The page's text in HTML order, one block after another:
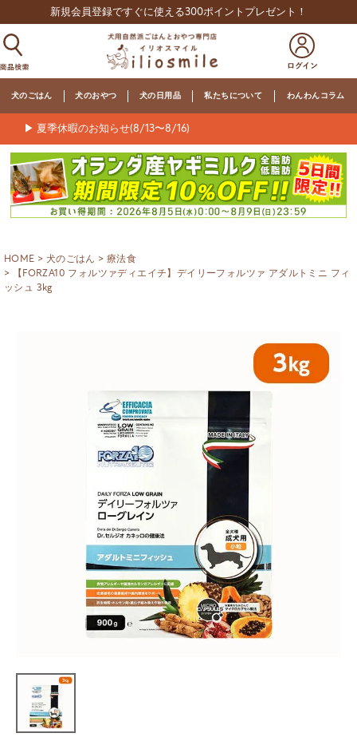
新規会員登録ですぐに使える300ポイントプレゼント！
犬のごはん 犬のおやつ 犬の日用品 私たちについて わんわんコラム
▶ 夏季休暇のお知らせ(8/13〜8/16)
HOME 犬のごはん
療法食
【FORZA10 フォルツァディエイチ】デイリーフォルツァ アダルトミニ フィ
ッシュ 3kg